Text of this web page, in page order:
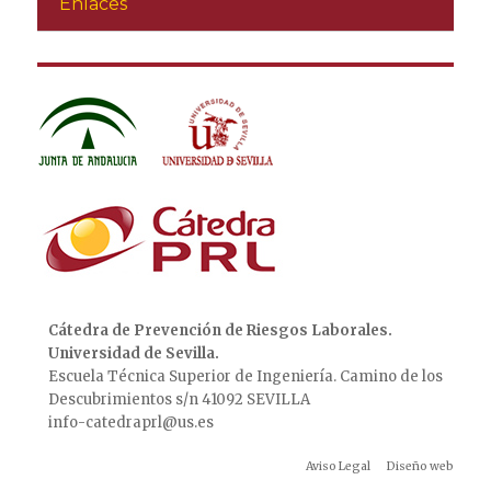
Cátedra de Prevención de Riesgos Laborales.
Universidad de Sevilla.
Escuela Técnica Superior de Ingeniería. Camino de los
Descubrimientos s/n 41092 SEVILLA
info-catedraprl@us.es
Diseño web
Aviso Legal